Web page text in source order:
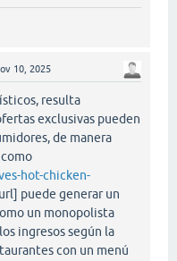
10, 2025
resulta
exclusivas pueden
de manera
hot-chicken-
puede generar un
un monopolista
ingresos según la
con un menú